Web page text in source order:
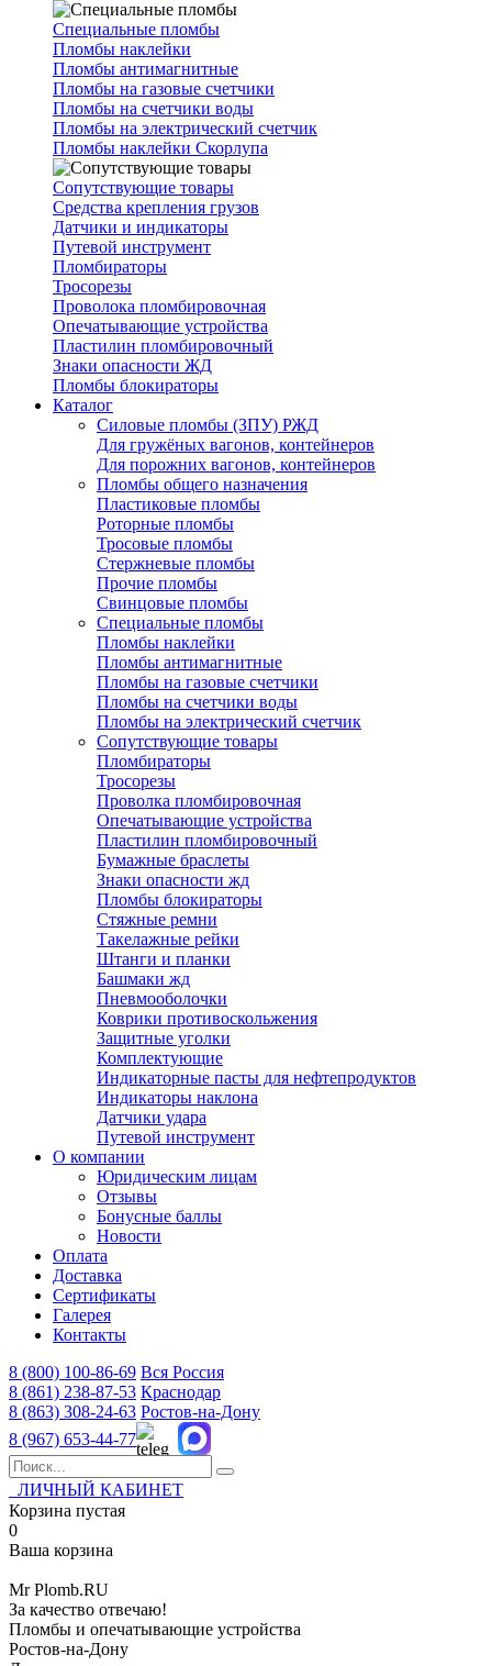
Специальные пломбы
Пломбы наклейки
Пломбы антимагнитные
Пломбы на газовые счетчики
Пломбы на счетчики воды
Пломбы на электрический счетчик
Пломбы наклейки Скорлупа
Сопутствующие товары
Средства крепления грузов
Датчики и индикаторы
Путевой инструмент
Пломбираторы
Тросорезы
Проволока пломбировочная
Опечатывающие устройства
Пластилин пломбировочный
Знаки опасности ЖД
Пломбы блокираторы
Каталог
Силовые пломбы (ЗПУ) РЖД
Для гружёных вагонов, контейнеров
Для порожних вагонов, контейнеров
Пломбы общего назначения
Пластиковые пломбы
Роторные пломбы
Тросовые пломбы
Стержневые пломбы
Прочие пломбы
Свинцовые пломбы
Специальные пломбы
Пломбы наклейки
Пломбы антимагнитные
Пломбы на газовые счетчики
Пломбы на счетчики воды
Пломбы на электрический счетчик
Сопутствующие товары
Пломбираторы
Тросорезы
Проволка пломбировочная
Опечатывающие устройства
Пластилин пломбировочный
Бумажные браслеты
Знаки опасности жд
Пломбы блокираторы
Стяжные ремни
Такелажные рейки
Штанги и планки
Башмаки жд
Пневмооболочки
Коврики противоскольжения
Защитные уголки
Комплектующие
Индикаторные пасты для нефтепродуктов
Индикаторы наклона
Датчики удара
Путевой инструмент
О компании
Юридическим лицам
Отзывы
Бонусные баллы
Новости
Оплата
Доставка
Сертификаты
Галерея
Контакты
8 (800) 100-86-69 Вся Россия
8 (861) 238-87-53 Краснодар
8 (863) 308-24-63 Ростов-на-Дону
8 (967) 653-44-77
ЛИЧНЫЙ КАБИНЕТ
Корзина пустая
0
Ваша корзина
MrPlomb.RU
За качество отвечаю!
Пломбы и опечатывающие устройства
Ростов-на-Дону